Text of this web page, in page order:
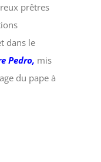
prêtres
dans le
Pedro, mis
du pape à